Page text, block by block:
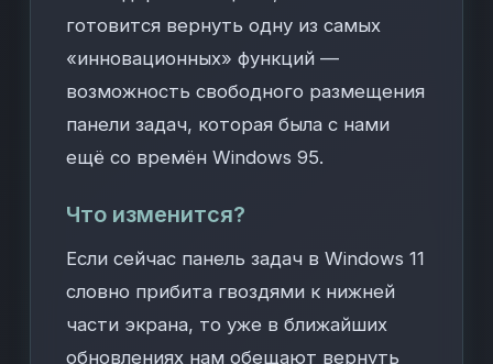
готовится вернуть одну из самых
«инновационных» функций —
возможность свободного размещения
панели задач, которая была с нами
ещё со времён Windows 95.
Что изменится?
Если сейчас панель задач в Windows 11
словно прибита гвоздями к нижней
части экрана, то уже в ближайших
обновлениях нам обещают вернуть